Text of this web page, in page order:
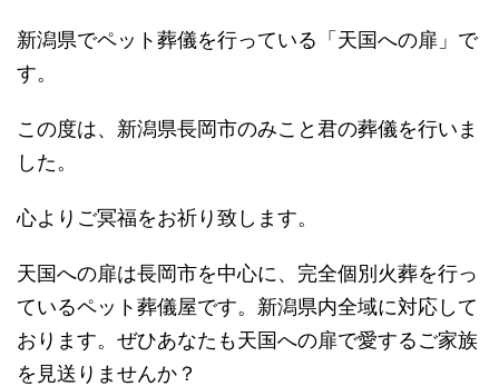
新潟県でペット葬儀を行っている「天国への扉」で
す。
この度は、新潟県長岡市のみこと君の葬儀を行いま
した。
心よりご冥福をお祈り致します。
天国への扉は長岡市を中心に、完全個別火葬を行っ
ているペット葬儀屋です。新潟県内全域に対応して
おります。ぜひあなたも天国への扉で愛するご家族
を見送りませんか？